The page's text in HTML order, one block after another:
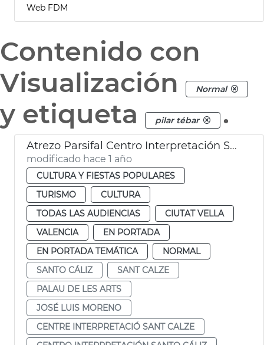
Web FDM
Contenido con
Visualización
Normal
y etiqueta pilar tébar .
Atrezo Parsifal Centro Interpretación Santo Cáliz
modificado hace 1 año
CULTURA Y FIESTAS POPULARES
TURISMO
CULTURA
TODAS LAS AUDIENCIAS
CIUTAT VELLA
VALENCIA
EN PORTADA
EN PORTADA TEMÁTICA
NORMAL
SANTO CÁLIZ
SANT CALZE
PALAU DE LES ARTS
JOSÉ LUIS MORENO
CENTRE INTERPRETACIÓ SANT CALZE